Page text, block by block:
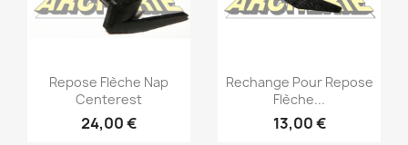
Repose Flèche Nap
Centerest
24,00 €
Rechange Pour Repose
Flèche...
13,00 €